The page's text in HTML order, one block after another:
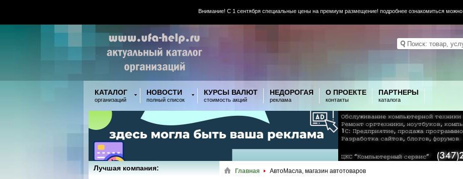
Внимание! С 1 сентября специальные цены на премиум размещение! подробнее ознакомиться можно
КАТАЛОГ
организаций
НОВОСТИ
полный список
КУРСЫ ВАЛЮТ
стоимость акций
НЕДОРОГАЯ
реклама
О ПРОЕКТЕ
контакты
ПАРТНЕРЫ
каталога
Главная АвтоМасла, магазин автотоваров
Лучшая компания: